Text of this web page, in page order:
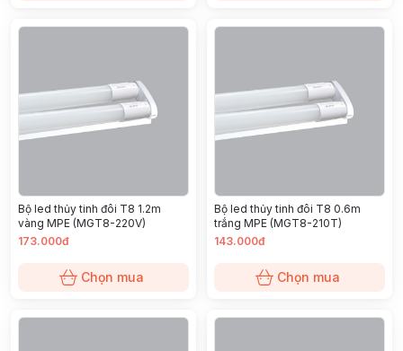
Bộ led thủy tinh đôi T8 1.2m
vàng MPE (MGT8-220V)
173.000đ
Chọn mua
Bộ led thủy tinh đôi T8 0.6m
trắng MPE (MGT8-210T)
143.000đ
Chọn mua